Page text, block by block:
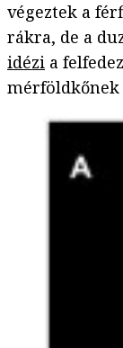
végeztek a
rákra, de a
idézi a
mérföldkőnek